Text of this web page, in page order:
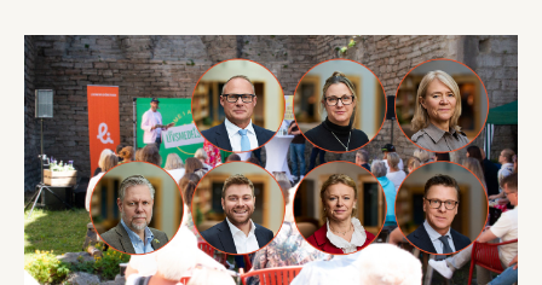
och Ledarna, våra motparter på
tjänstemannasidan. För att förklara avtalens
innehåll och de förändringar de innebär har
Livsmedelsföretagens förhandlingschef skrivit
sammanfattande cirkulär.